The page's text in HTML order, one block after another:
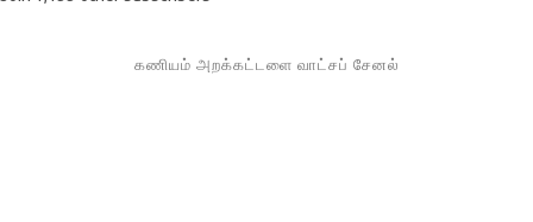
கணியம் அறக்கட்டளை வாட்சப் சேனல்